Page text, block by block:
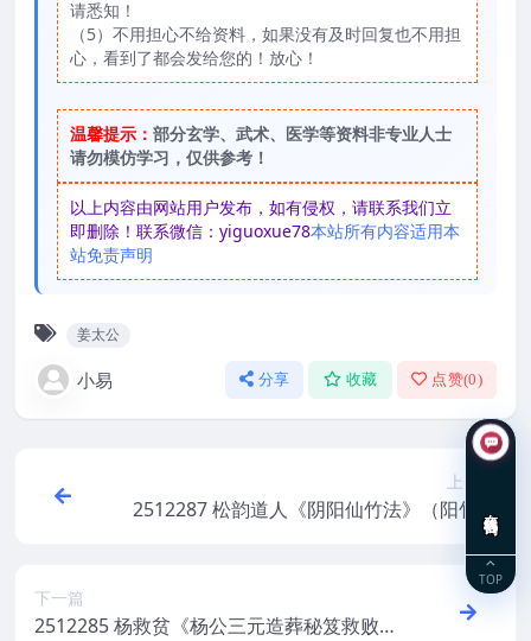
请悉知！
（5）不用担心不给资料，如果没有及时回复也不用担
心，看到了都会发给您的！放心！
温馨提示： 部分玄学、武术、医学等资料非专业人士
请勿模仿学习，仅供参考！
以上内容由网站用户发布，如有侵权，请联系我们立
即删除！联系微信：yiguoxue78本站所有内容适用本
站免责声明
姜太公
小易 分享 收藏 点赞(0)
上一篇
2512287 松韵道人《阴阳仙竹法》（阳竹法
一部）法本
下一篇
2512285 杨救贫《杨公三元造葬秘笈救败全
TOP